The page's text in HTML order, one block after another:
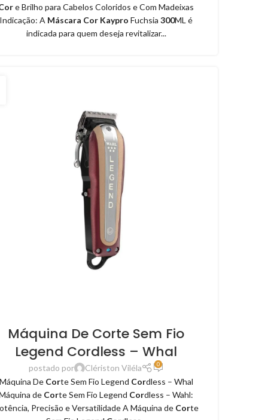
e Brilho para Cabelos Coloridos e Com Madeixas
Indicação: A Máscara Cor Kaypro Fuchsia300ML é
indicada para quem deseja revitalizar...
Máquina De Corte Sem Fio
Legend Cordless – Whal
postado por Clériston Viléla 0
Máquina De Corte Sem Fio Legend Cordless – Whal
de Corte Sem Fio Legend Cordless – Wahl:
Precisão e Versatilidade A Máquina de Corte